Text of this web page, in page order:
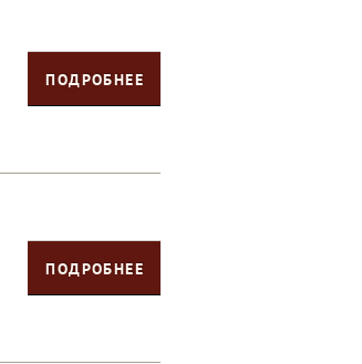
ПОДРОБНЕЕ
ПОДРОБНЕЕ